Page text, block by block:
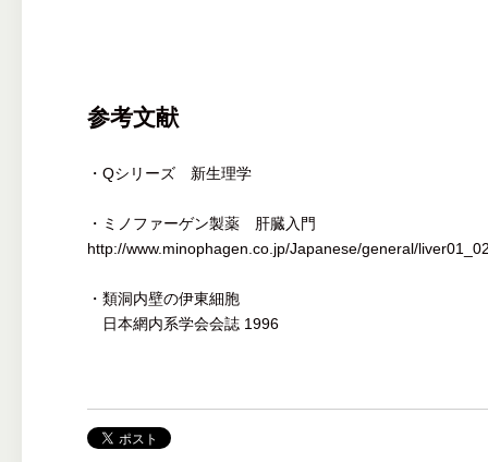
参考文献
・Qシリーズ 新生理学
・ミノファーゲン製薬 肝臓入門
http://www.minophagen.co.jp/Japanese/general/
・類洞内壁の伊東細胞
日本網内系学会会誌 1996